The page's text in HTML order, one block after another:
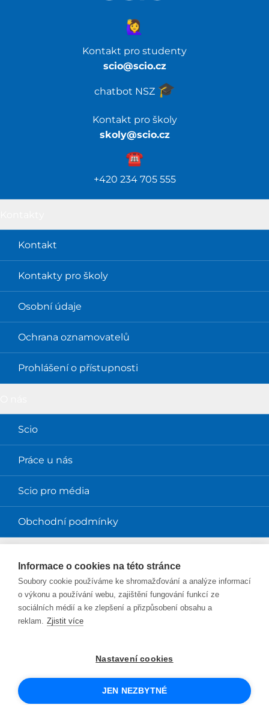
Kontakt pro studenty
scio@scio.cz
chatbot NSZ 🎓️
🙋‍♀️
Kontakt pro školy
skoly@scio.cz
☎️️
+420 234 705 555
Kontakt
Kontakty pro školy
Osobní údaje
Ochrana oznamovatelů
Prohlášení o přístupnosti
Scio
Práce u nás
Scio pro média
Obchodní podmínky
Magazín Perpetuum
Blog Smysl v práci
Informace o cookies na této stránce
Soubory cookie používáme ke shromažďování a analýze informací
o výkonu a používání webu, zajištění fungování funkcí ze
sociálních médií a ke zlepšení a přizpůsobení obsahu a
reklam. Zjistit více
Nastavení cookies
JEN NEZBYTNÉ